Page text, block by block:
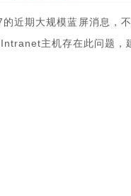
近期大规模蓝屏消息，
主机存在此问题，